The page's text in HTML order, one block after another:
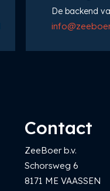
De backend
Contact
ZeeBoer b.v.
Schorsweg 6
8171 ME VAASSEN